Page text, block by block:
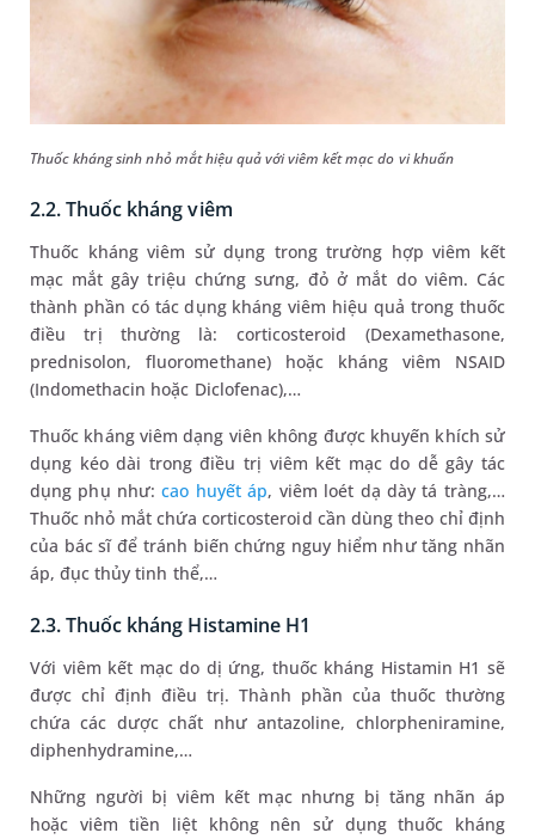
Thuốc kháng sinh nhỏ mắt hiệu quả với viêm kết mạc do vi khuẩn
2.2. Thuốc kháng viêm
Thuốc kháng viêm sử dụng trong trường hợp viêm kết
mạc mắt gây triệu chứng sưng, đỏ ở mắt do viêm. Các
thành phần có tác dụng kháng viêm hiệu quả trong thuốc
điều trị thường là: corticosteroid (Dexamethasone,
prednisolon, fluoromethane) hoặc kháng viêm NSAID
(Indomethacin hoặc Diclofenac),…
Thuốc kháng viêm dạng viên không được khuyến khích sử
dụng kéo dài trong điều trị viêm kết mạc do dễ gây tác
dụng phụ như:cao huyết áp, viêm loét dạ dày tá tràng,…
Thuốc nhỏ mắt chứa corticosteroid cần dùng theo chỉ định
của bác sĩ để tránh biến chứng nguy hiểm như tăng nhãn
áp, đục thủy tinh thể,…
2.3. Thuốc kháng Histamine H1
Với viêm kết mạc do dị ứng, thuốc kháng Histamin H1 sẽ
được chỉ định điều trị. Thành phần của thuốc thường
chứa các dược chất như antazoline, chlorpheniramine,
diphenhydramine,…
Những người bị viêm kết mạc nhưng bị tăng nhãn áp
hoặc viêm tiền liệt không nên sử dụng thuốc kháng